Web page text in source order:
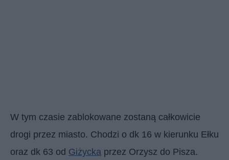
W tym czasie zablokowane zostaną całkowicie
drogi przez miasto. Chodzi o dk 16 w kierunku Ełku
oraz dk 63 od Giżycka przez Orzysz do Pisza.